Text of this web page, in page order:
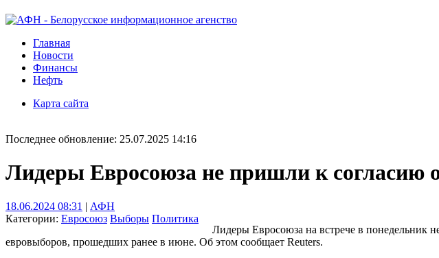
Главная
Новости
Финансы
Нефть
Карта сайта
Последнее обновление: 25.07.2025 14:16
Лидеры Евросоюза не пришли к согласию
18.06.2024 08:31 | АФН
Категории: Евросоюз Выборы Политика
Лидеры Евросоюза на встрече в понедельник
евровыборов, прошедших ранее в июне. Об этом сообщает Reuters.